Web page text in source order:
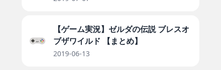
【ゲーム実況】ゼルダの伝説 ブレスオ
ブザワイルド 【まとめ】
2019-06-13